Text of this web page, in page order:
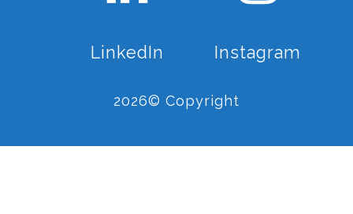
LinkedIn Instagram
2026© Copyright